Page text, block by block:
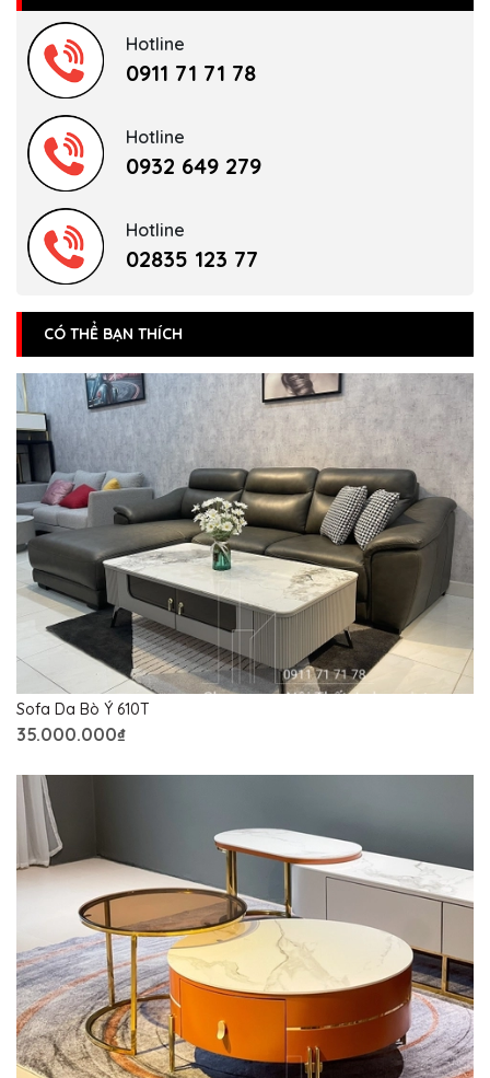
Hotline
0911 71 71 78
Hotline
0932 649 279
Hotline
02835 123 77
CÓ THỂ BẠN THÍCH
Sofa Da Bò Ý 610T
35.000.000₫